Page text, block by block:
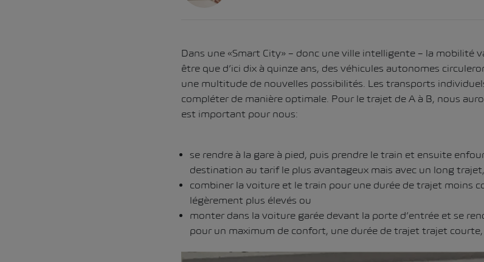
Dans une «Smart City» – donc une ville intelligente – la mobilité
être que d’ici dix à quinze ans, des véhicules autonomes
une multitude de nouvelles possibilités. Les transports
compléter de manière optimale. Pour le trajet de A à B, nous
est important pour nous:
se rendre à la gare à pied, puis prendre le train et ensuite
destination au tarif le plus avantageux mais avec un long trajet,
combiner la voiture et le train pour une durée de trajet moins
légèrement plus élevés ou
monter dans la voiture garée devant la porte d’entrée et se
pour un maximum de confort, une durée de trajet trajet courte,